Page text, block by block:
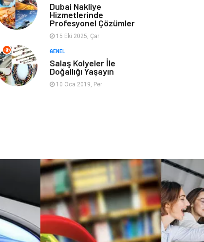
Mobilya göz sağlığı
Astroloji Sigorta
Cam
Bebek Giyim Veteriner
Dubai Nakliye
Hizmetlerinde
Profesyonel Çözümler
15 Eki 2025, Çar
GENEL
Salaş Kolyeler İle
Doğallığı Yaşayın
10 Oca 2019, Per